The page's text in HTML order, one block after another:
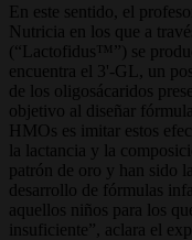
En este sentido, el
Nutricia en los que a
(“Lactofidus™”) se
encuentra el 3'-GL, un
de los oligosácaridos
objetivo al diseñar
HMOs es imitar estos
la lactancia y la
patrón de oro y han sido
desarrollo de fórmulas
aquellos niños para los
insuficiente”, aclara el